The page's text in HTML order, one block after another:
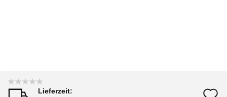
Lieferzeit: